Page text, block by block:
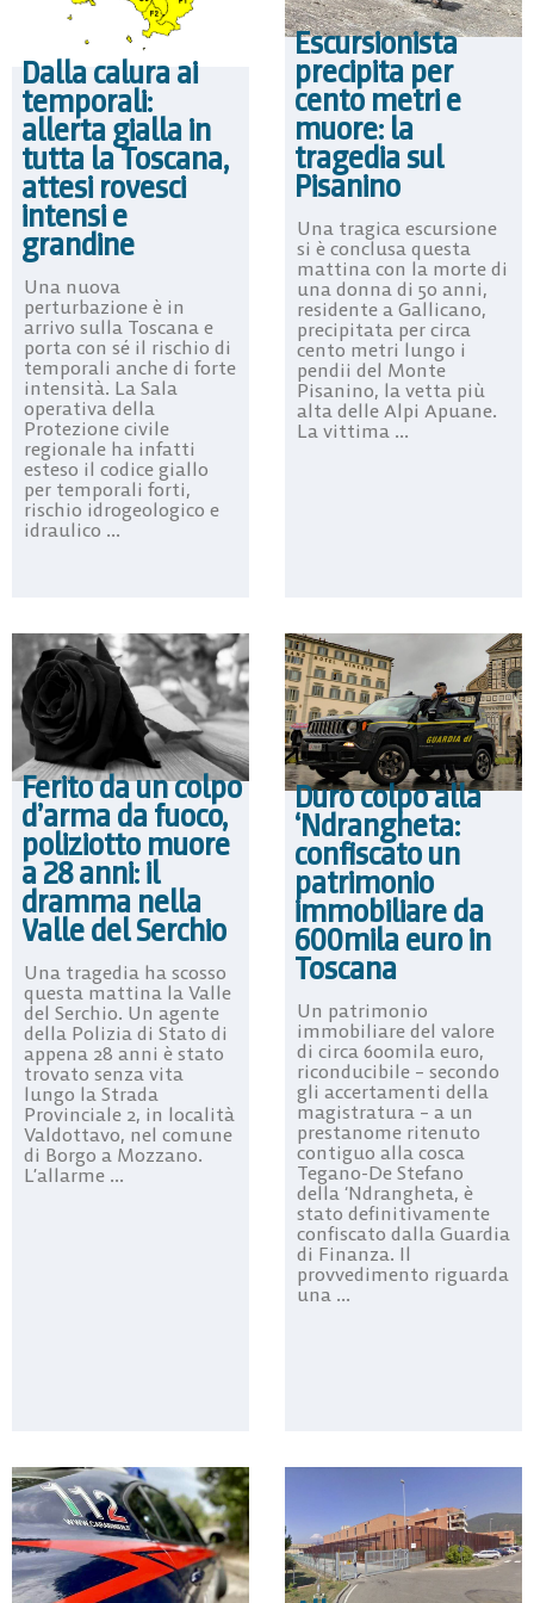
Dalla calura ai
temporali:
allerta gialla in
tutta la Toscana,
attesi rovesci
intensi e
grandine
Una nuova
perturbazione è in
arrivo sulla Toscana e
porta con sé il rischio di
temporali anche di forte
intensità. La Sala
operativa della
Protezione civile
regionale ha infatti
esteso il codice giallo
per temporali forti,
rischio idrogeologico e
idraulico ...
Escursionista
precipita per
cento metri e
muore: la
tragedia sul
Pisanino
Una tragica escursione
si è conclusa questa
mattina con la morte di
una donna di 50 anni,
residente a Gallicano,
precipitata per circa
cento metri lungo i
pendii del Monte
Pisanino, la vetta più
alta delle Alpi Apuane.
La vittima ...
Ferito da un colpo
d’arma da fuoco,
poliziotto muore
a 28 anni: il
dramma nella
Valle del Serchio
Una tragedia ha scosso
questa mattina la Valle
del Serchio. Un agente
della Polizia di Stato di
appena 28 anni è stato
trovato senza vita
lungo la Strada
Provinciale 2, in località
Valdottavo, nel comune
di Borgo a Mozzano.
L’allarme ...
Duro colpo alla
‘Ndrangheta:
confiscato un
patrimonio
immobiliare da
600mila euro in
Toscana
Un patrimonio
immobiliare del valore
di circa 600mila euro,
riconducibile – secondo
gli accertamenti della
magistratura – a un
prestanome ritenuto
contiguo alla cosca
Tegano-De Stefano
della ‘Ndrangheta, è
stato definitivamente
confiscato dalla Guardia
di Finanza. Il
provvedimento riguarda
una ...